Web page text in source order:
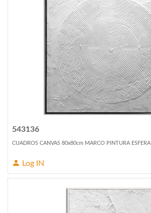
543136
CUADROS CANVAS 80x80cm MARCO PINTURA ESFERA
Log IN